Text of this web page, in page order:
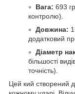
Вага: 693
контролю).
Довжина:
додатковий
Діаметр
більшості
точність).
Цей кий створений